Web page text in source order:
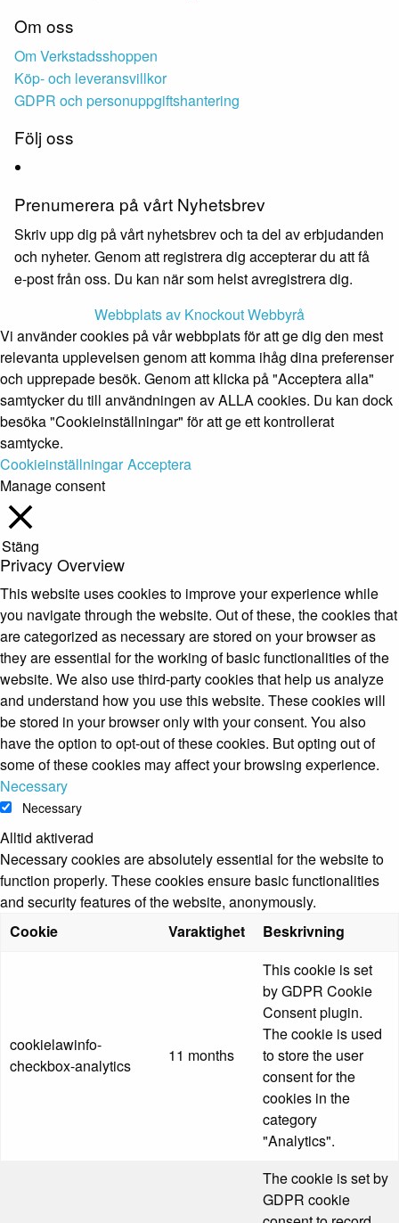
Om oss
Om Verkstadsshoppen
Köp- och leveransvillkor
GDPR och personuppgiftshantering
Följ oss
Prenumerera på vårt Nyhetsbrev
Skriv upp dig på vårt nyhetsbrev och ta del av erbjudanden
och nyheter. Genom att registrera dig accepterar du att få
e-post från oss. Du kan när som helst avregistrera dig.
Webbplats av Knockout Webbyrå
Vi använder cookies på vår webbplats för att ge dig den mest
relevanta upplevelsen genom att komma ihåg dina preferenser
och upprepade besök. Genom att klicka på "Acceptera alla"
samtycker du till användningen av ALLA cookies. Du kan dock
besöka "Cookieinställningar" för att ge ett kontrollerat
samtycke.
Cookieinställningar Acceptera
Manage consent
Stäng
Privacy Overview
This website uses cookies to improve your experience while
you navigate through the website. Out of these, the cookies that
are categorized as necessary are stored on your browser as
they are essential for the working of basic functionalities of the
website. We also use third-party cookies that help us analyze
and understand how you use this website. These cookies will
be stored in your browser only with your consent. You also
have the option to opt-out of these cookies. But opting out of
some of these cookies may affect your browsing experience.
Necessary
Necessary
Alltid aktiverad
Necessary cookies are absolutely essential for the website to
function properly. These cookies ensure basic functionalities
and security features of the website, anonymously.
Cookie
Varaktighet Beskrivning
cookielawinfo-
checkbox-analytics
11 months
This cookie is set
by GDPR Cookie
Consent plugin.
The cookie is used
to store the user
consent for the
cookies in the
category
"Analytics".
The cookie is set by
GDPR cookie